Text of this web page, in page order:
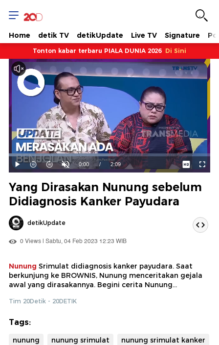
Home detik TV detikUpdate Live TV Signature
Tonton kabar terbaru PIALA DUNIA 2026 Di Sini
Mainkan
Suara
Hidup
Waktu
ini
0:00 / Durasi
2:09
Dimuat:
53.34%
Yang Dirasakan Nunung sebelum
Didiagnosis Kanker Payudara
detikUpdate
0 Views | Sabtu, 04 Feb 2023 12:23 WIB
Nunung Srimulat didiagnosis kanker payudara. Saat
berkunjung ke BROWNIS, Nunung menceritakan gejala
awal yang dirasakannya. Begini cerita Nunung...
Tim 20Detik - 20DETIK
Tags:
nunung nunung srimulat
nunung srimulat kanker